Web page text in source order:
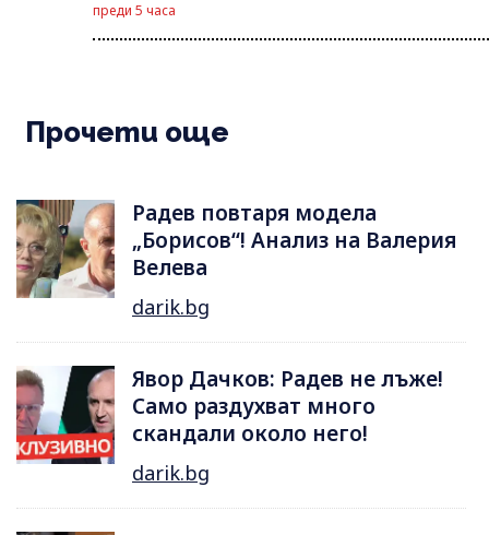
преди 5 часа
Прочети още
Радев повтаря модела
„Борисов“! Анализ на Валерия
Велева
darik.bg
Явор Дачков: Радев не лъже!
Само раздухват много
скандали около него!
darik.bg